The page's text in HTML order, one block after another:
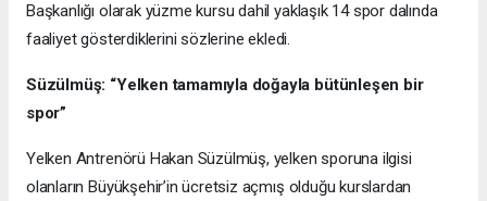
Başkanlığı olarak yüzme kursu dahil yaklaşık 14 spor dalında
faaliyet gösterdiklerini sözlerine ekledi.
Süzülmüş: “Yelken tamamıyla doğayla bütünleşen bir
spor”
Yelken Antrenörü Hakan Süzülmüş, yelken sporuna ilgisi
olanların Büyükşehir’in ücretsiz açmış olduğu kurslardan